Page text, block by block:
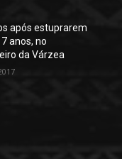
após estuprarem
anos, no
da Várzea